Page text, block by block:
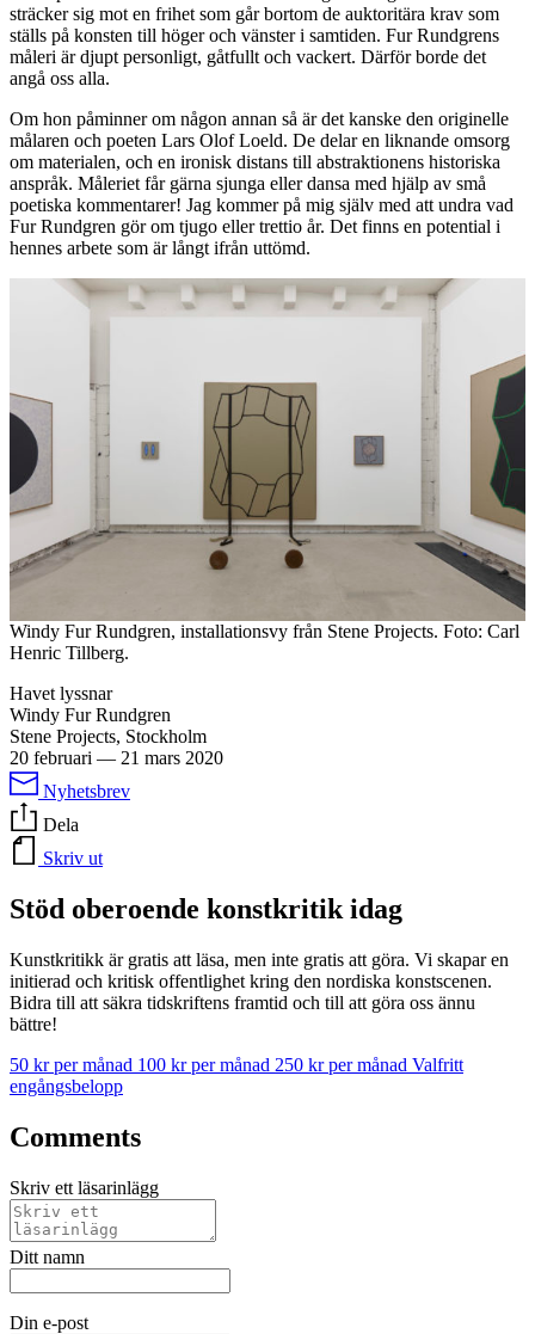
sträcker sig mot en frihet som går bortom de auktoritära krav som
ställs på konsten till höger och vänster i samtiden. Fur Rundgrens
måleri är djupt personligt, gåtfullt och vackert. Därför borde det
angå oss alla.
Om hon påminner om någon annan så är det kanske den originelle
målaren och poeten Lars Olof Loeld. De delar en liknande omsorg
om materialen, och en ironisk distans till abstraktionens historiska
anspråk. Måleriet får gärna sjunga eller dansa med hjälp av små
poetiska kommentarer! Jag kommer på mig själv med att undra vad
Fur Rundgren gör om tjugo eller trettio år. Det finns en potential i
hennes arbete som är långt ifrån uttömd.
Windy Fur Rundgren, installationsvy från Stene Projects. Foto: Carl
Henric Tillberg.
Havet lyssnar
Windy Fur Rundgren
Stene Projects, Stockholm
20 februari — 21 mars 2020
Nyhetsbrev
Dela
Skriv ut
Stöd oberoende konstkritik idag
Kunstkritikk är gratis att läsa, men inte gratis att göra. Vi skapar en
initierad och kritisk offentlighet kring den nordiska konstscenen.
Bidra till att säkra tidskriftens framtid och till att göra oss ännu
bättre!
50 kr per månad 100 kr per månad 250 kr per månad Valfritt
engångsbelopp
Comments
Skriv ett läsarinlägg
Ditt namn
Din e-post